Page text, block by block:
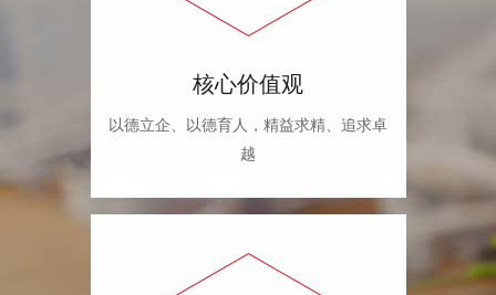
核心价值观
以德立企、以德育人，精益求精、追求卓
越